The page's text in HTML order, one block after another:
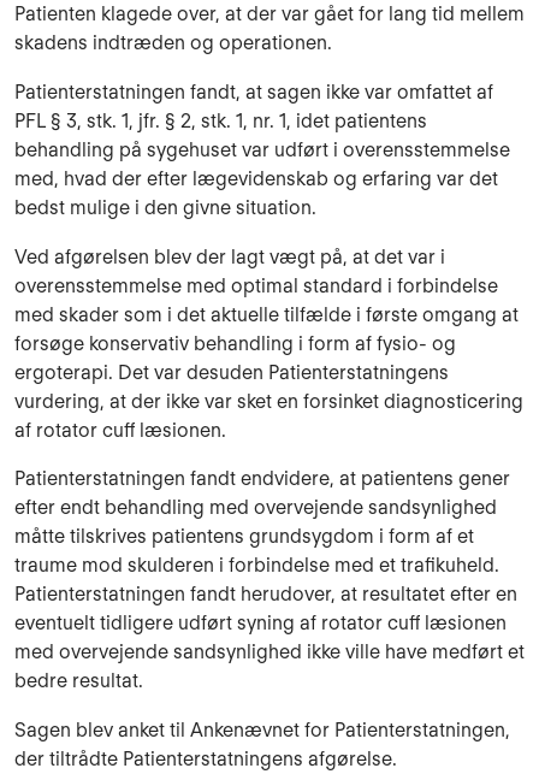
Patienten klagede over, at der var gået for lang tid mellem
skadens indtræden og operationen.
Patienterstatningen fandt, at sagen ikke var omfattet af
PFL § 3, stk. 1, jfr. § 2, stk. 1, nr. 1, idet patientens
behandling på sygehuset var udført i overensstemmelse
med, hvad der efter lægevidenskab og erfaring var det
bedst mulige i den givne situation.
Ved afgørelsen blev der lagt vægt på, at det var i
overensstemmelse med optimal standard i forbindelse
med skader som i det aktuelle tilfælde i første omgang at
forsøge konservativ be­handling i form af fysio- og
ergoterapi. Det var desuden Patienterstatningens
vurdering, at der ikke var sket en forsinket diagnosticering
af rotator cuff læsionen.
Patienterstatningen fandt endvidere, at patientens gener
efter endt behandling med overve­jende sandsynlighed
måtte tilskrives patientens grundsygdom i form af et
traume mod skulde­ren i forbindelse med et trafikuheld.
Patienterstatningen fandt herudover, at resultatet efter en
eventuelt tidligere udført syning af rotator cuff læsionen
med overvejende sandsynlighed ikke ville have medført et
bedre resultat.
Sagen blev anket til Ankenævnet for Patienterstatningen,
der tiltrådte Patienterstatningens afgørelse.